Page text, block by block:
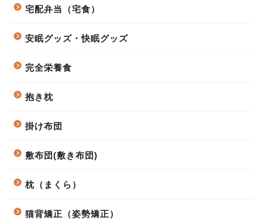
宅配弁当（宅食）
安眠グッズ・快眠グッズ
完全栄養食
抱き枕
掛け布団
敷布団(敷き布団)
枕（まくら）
猫背矯正（姿勢矯正）